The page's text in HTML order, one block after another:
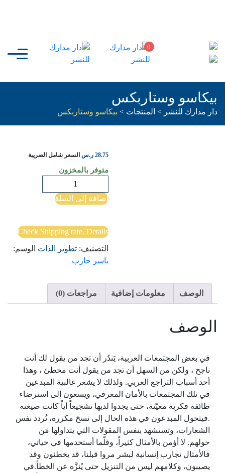
0
بيكاسو وستاربكس
دار مدارك للنشر > المنتجات > بيكاسو وستاربكس
28.75 ر.س السعر شامل الضريبة
متوفر بالمخزون
بيكاسو
وستاربكس
إضافة إلى السلة
Check Shipping rate. Details
التصنيف:تطوير الذات الوسم:
ياسر حارب
الوصف معلومات إضافية مراجعات (0)
الوصف
في بعض المجتمعات العربية، يَندُر أن تجد من يقول لك أنت
ناجح ، ولكن من السهل أن تجد من يقول أنت مخطئ ، وهذا
أحد أسباب التراجع العربي. ولذلك لا يشعر غالبية المبدعين
في تلك المجتمعات بالأمان المعرفي، ويسعون إلى استرضاء
طائفة فكرية معيّنة، حتى يجدوا لديها تشجيعاً أياً كانت صيغته
.فيتحول المبدعون في هذه الحال إلى نسخ مكررة، تُردد نفس
الشعارات، وتستشهد بنفس المقولات التي يتداولها مَن
حولهم. لا أؤمن بالأمثال كثيراً، وقلّما أستخدمها في حياتي،
فالأمثال تجارب إنسانية لبشر مروا قبلنا، قد يخطئون وقد
يصيبون، وكلامهم ليس من التنزيل حتى يُنزَّه عن الخطأ.في